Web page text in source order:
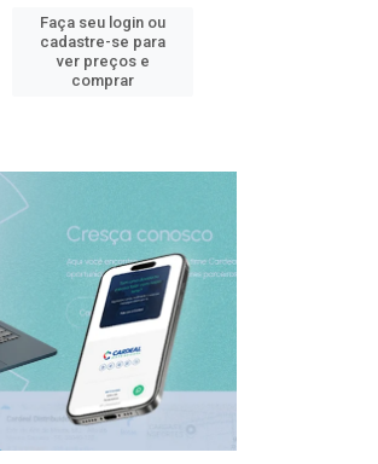
Faça seu login ou
cadastre-se para
ver preços e
comprar